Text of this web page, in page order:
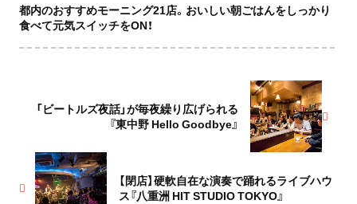
都内のおすすめモーニング21店。おいしい朝ごはんをしっかり
食べて元気スイッチをON！
【閉店】硬軟自在な演奏で踊れるライブハウ
ス『八重洲 HIT STUDIO TOKYO』
「ビートルズ夜話」が毎夜繰り広げられる
『東中野 Hello Goodbye』